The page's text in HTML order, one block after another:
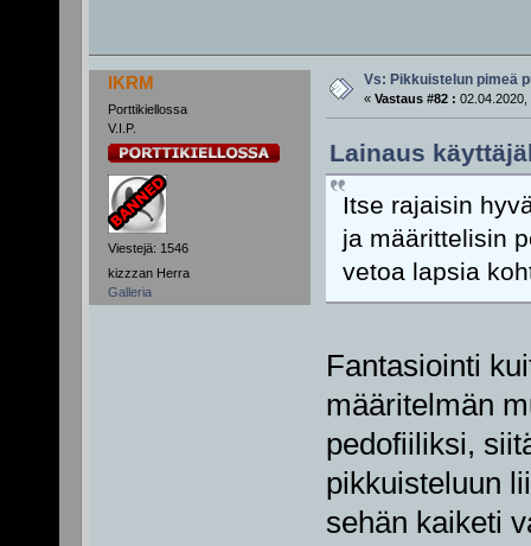
IKRM
Porttikiellossa
V.I.P.
Viestejä: 1546
kizzzan Herra
Galleria
Vs: Pikkuistelun pimeä
« Vastaus #82 : 02.04.2020,
Lainaus
Itse rajaisin
ja määrittelisin
vetoa lapsia
Fantasiointi
määritelmän
pedofiiliksi,
pikkuisteluun
sehän kaiketi